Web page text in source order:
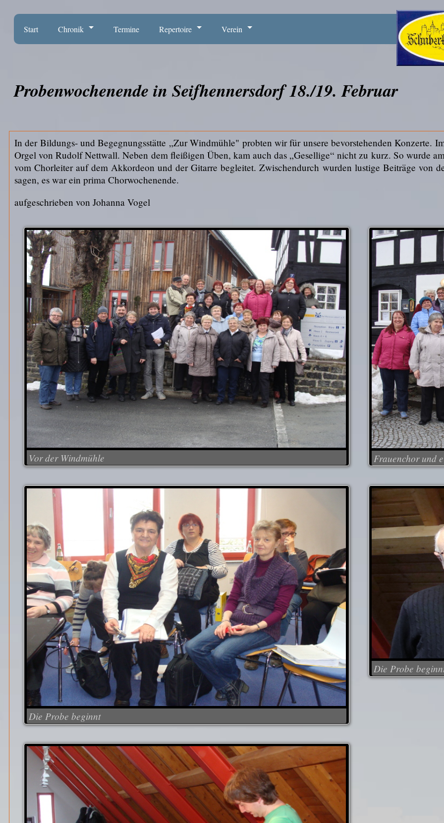
Start Chronik Termine Repertoire Verein
Probenwochenende in Seifhennersdorf 18./19. Februar
In der Bildungs- und Begegnungsstätte „Zur Windmühle" probten wir für unsere bevorstehenden Konzerte.
Orgel von Rudolf Nettwall. Neben dem fleißigen Üben, kam auch das „Gesellige“ nicht zu kurz. So wurde
vom Chorleiter auf dem Akkordeon und der Gitarre begleitet. Zwischendurch wurden lustige Beiträge von
sagen, es war ein prima Chorwochenende.
aufgeschrieben von Johanna Vogel
Vor der Windmühle Frauenchor und
Die Probe beginnt
Die Probe